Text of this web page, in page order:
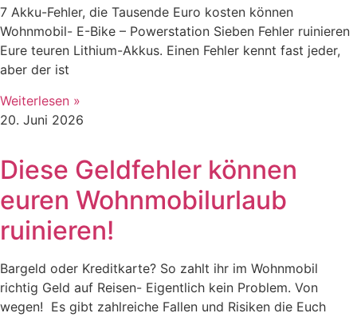
7 Akku-Fehler, die Tausende Euro kosten können
Wohnmobil- E-Bike – Powerstation Sieben Fehler ruinieren
Eure teuren Lithium-Akkus. Einen Fehler kennt fast jeder,
aber der ist
Weiterlesen »
20. Juni 2026
Diese Geldfehler können
euren Wohnmobilurlaub
ruinieren!
Bargeld oder Kreditkarte? So zahlt ihr im Wohnmobil
richtig Geld auf Reisen- Eigentlich kein Problem. Von
wegen! Es gibt zahlreiche Fallen und Risiken die Euch